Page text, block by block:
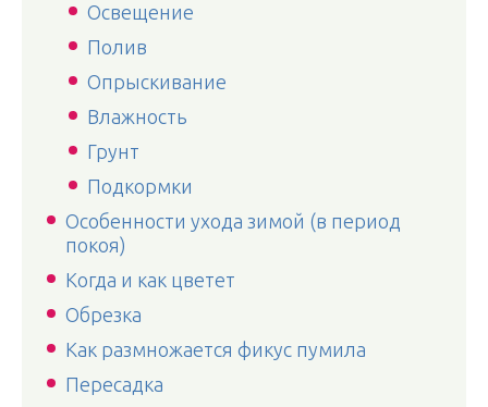
Освещение
Полив
Опрыскивание
Влажность
Грунт
Подкормки
Особенности ухода зимой (в период
покоя)
Когда и как цветет
Обрезка
Как размножается фикус пумила
Пересадка